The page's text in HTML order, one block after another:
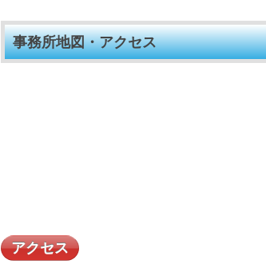
事務所地図・アクセス
アクセス